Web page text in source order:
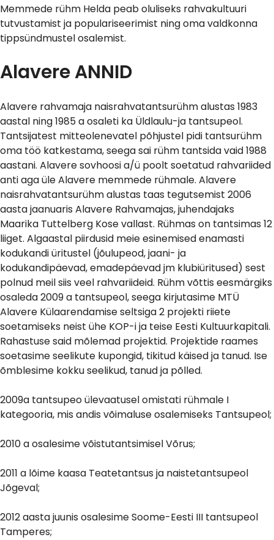
Memmede rühm Helda peab oluliseks rahvakultuuri
tutvustamist ja populariseerimist ning oma valdkonna
tippsündmustel osalemist.
Alavere ANNID
Alavere rahvamaja naisrahvatantsurühm alustas 1983
aastal ning 1985 a osaleti ka Üldlaulu-ja tantsupeol.
Tantsijatest mitteolenevatel põhjustel pidi tantsurühm
oma töö katkestama, seega sai rühm tantsida vaid 1988
aastani. Alavere sovhoosi a/ü poolt soetatud rahvariided
anti aga üle Alavere memmede rühmale. Alavere
naisrahvatantsurühm alustas taas tegutsemist 2006
aasta jaanuaris Alavere Rahvamajas, juhendajaks
Maarika Tuttelberg Kose vallast. Rühmas on tantsimas 12
liiget. Algaastal piirdusid meie esinemised enamasti
kodukandi üritustel (jõulupeod, jaani- ja
kodukandipäevad, emadepäevad jm klubiüritused) sest
polnud meil siis veel rahvariideid. Rühm võttis eesmärgiks
osaleda 2009 a tantsupeol, seega kirjutasime MTÜ
Alavere Külaarendamise seltsiga 2 projekti riiete
soetamiseks neist ühe KOP-i ja teise Eesti Kultuurkapitali.
Rahastuse said mõlemad projektid. Projektide raames
soetasime seelikute kupongid, tikitud käised ja tanud. Ise
õmblesime kokku seelikud, tanud ja põlled.
2009a tantsupeo ülevaatusel omistati rühmale I
kategooria, mis andis võimaluse osalemiseks Tantsupeol;
2010 a osalesime võistutantsimisel Võrus;
2011 a lõime kaasa Teatetantsus ja naistetantsupeol
Jõgeval;
2012 aasta juunis osalesime Soome-Eesti III tantsupeol
Tamperes;